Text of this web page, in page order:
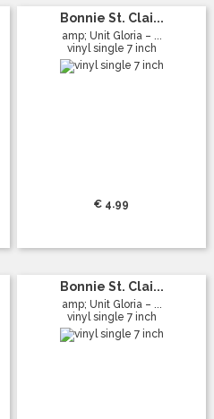
Bonnie St. Clai...
amp; Unit Gloria – ...
vinyl single 7 inch
€ 4.99
Bonnie St. Clai...
amp; Unit Gloria – ...
vinyl single 7 inch